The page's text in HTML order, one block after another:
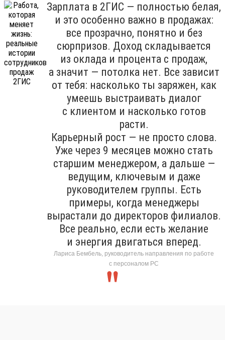
Зарплата в 2ГИС — полностью белая,
и это особенно важно в продажах:
все прозрачно, понятно и без
сюрпризов. Доход складывается
из оклада и процента с продаж,
а значит — потолка нет. Все зависит
от тебя: насколько ты заряжен, как
умеешь выстраивать диалог
с клиентом и насколько готов
расти.
Карьерный рост — не просто слова.
Уже через 9 месяцев можно стать
старшим менеджером, а дальше —
ведущим, ключевым и даже
руководителем группы. Есть
примеры, когда менеджеры
вырастали до директоров филиалов.
Все реально, если есть желание
и энергия двигаться вперед.
Лариса Бембель, руководитель направления по работе
с персоналом РС